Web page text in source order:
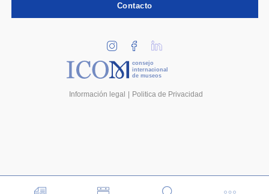
Contacto
consejo
internacional
de museos
Información legal Politica de Privacidad